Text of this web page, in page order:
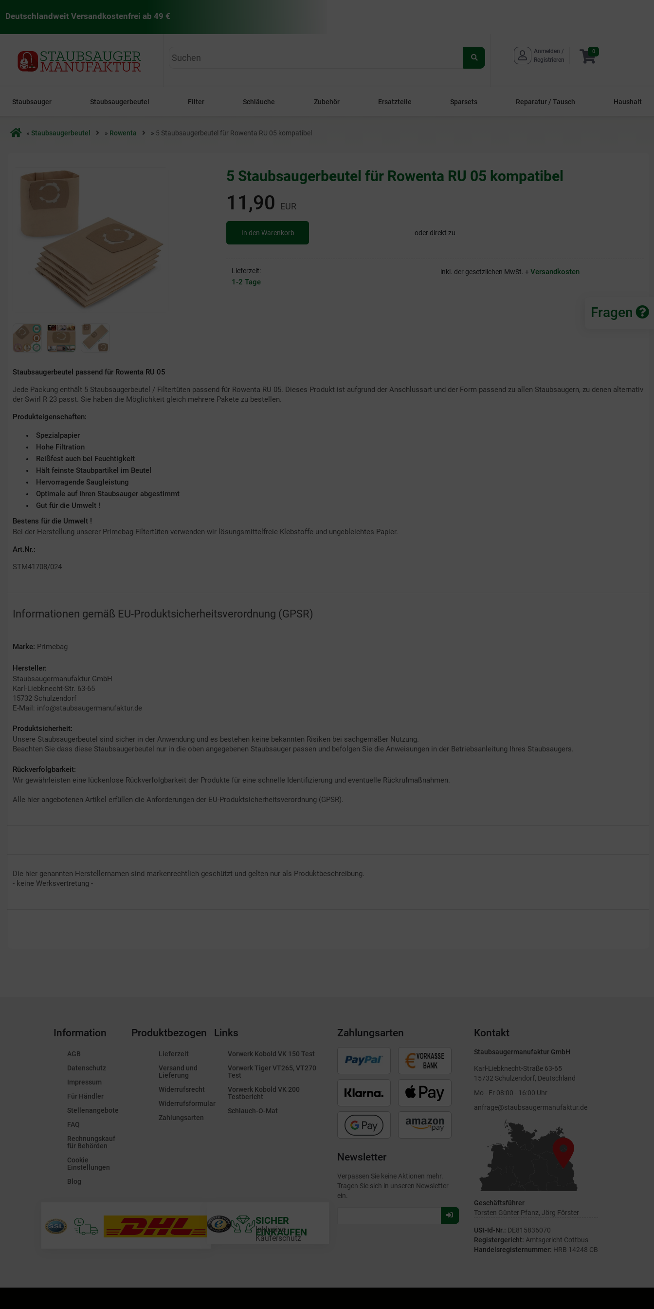
Deutschlandweit Versandkostenfrei ab 49 €
staubsaugermanufaktur
starten
Anmelden /
Registrieren
0
Staubsauger Staubsaugerbeutel Filter Schläuche Zubehör Ersatzteile Sparsets Reparatur / Tausch Haushalt
Startseite
» Staubsaugerbeutel » Rowenta » 5 Staubsaugerbeutel für Rowenta RU 05 kompatibel
5 Staubsaugerbeutel für Rowenta RU 05 kompatibel
11,90 EUR
In den Warenkorb oder direkt zu
Lieferzeit:
1-2 Tage
inkl. der gesetzlichen MwSt. +Versandkosten
Staubsaugerbeutel passend für Rowenta RU 05
Jede Packung enthält 5 Staubsaugerbeutel / Filtertüten passend für Rowenta RU 05. Dieses Produkt ist aufgrund der Anschlussart und der Form passend zu allen Staubsaugern, zu denen alternativ
der Swirl R 23 passt. Sie haben die Möglichkeit gleich mehrere Pakete zu bestellen.
Produkteigenschaften:
Spezialpapier
Hohe Filtration
Reißfest auch bei Feuchtigkeit
Hält feinste Staubpartikel im Beutel
Hervorragende Saugleistung
Optimale auf Ihren Staubsauger abgestimmt
Gut für die Umwelt !
Bestens für die Umwelt !
Bei der Herstellung unserer Primebag Filtertüten verwenden wir lösungsmittelfreie Klebstoffe und ungebleichtes Papier.
Art.Nr.:
STM41708/024
Informationen gemäß EU-Produktsicherheitsverordnung (GPSR)
Marke: Primebag
Hersteller:
Staubsaugermanufaktur GmbH
Karl-Liebknecht-Str. 63-65
15732 Schulzendorf
E-Mail: info@staubsaugermanufaktur.de
Produktsicherheit:
Unsere Staubsaugerbeutel sind sicher in der Anwendung und es bestehen keine bekannten Risiken bei sachgemäßer Nutzung.
Beachten Sie dass diese Staubsaugerbeutel nur in die oben angegebenen Staubsauger passen und befolgen Sie die Anweisungen in der Betriebsanleitung Ihres Staubsaugers.
Rückverfolgbarkeit:
Wir gewährleisten eine lückenlose Rückverfolgbarkeit der Produkte für eine schnelle Identifizierung und eventuelle Rückrufmaßnahmen.
Alle hier angebotenen Artikel erfüllen die Anforderungen der EU-Produktsicherheitsverordnung (GPSR).
Die hier genannten Herstellernamen sind markenrechtlich geschützt und gelten nur als Produktbeschreibung.
- keine Werksvertretung -
Information
AGB
Datenschutz
Impressum
Für Händler
Stellenangebote
FAQ
Rechnungskauf
für Behörden
Cookie
Einstellungen
Blog
Produktbezogen
Lieferzeit
Versand und
Lieferung
Widerrufsrecht
Widerrufsformular
Zahlungsarten
Links
Vorwerk Kobold VK 150 Test
Vorwerk Tiger VT265, VT270
Test
Vorwerk Kobold VK 200
Testbericht
Schlauch-O-Mat
SICHER
EINKAUFEN
Inklusive
Käuferschutz
Zahlungsarten
Newsletter
Verpassen Sie keine Aktionen mehr.
Tragen Sie sich in unseren Newsletter
ein.
Für
Newsletter
anmelden
Kontakt
Staubsaugermanufaktur GmbH
Karl-Liebknecht-Straße 63-65
15732 Schulzendorf, Deutschland
Mo - Fr 08:00 - 16:00 Uhr
anfrage@staubsaugermanufaktur.de
Geschäftsführer
Torsten Günter Pfanz, Jörg Förster
USt-Id-Nr.: DE815836070
Registergericht: Amtsgericht Cottbus
Handelsregisternummer: HRB 14248 CB
Fragen